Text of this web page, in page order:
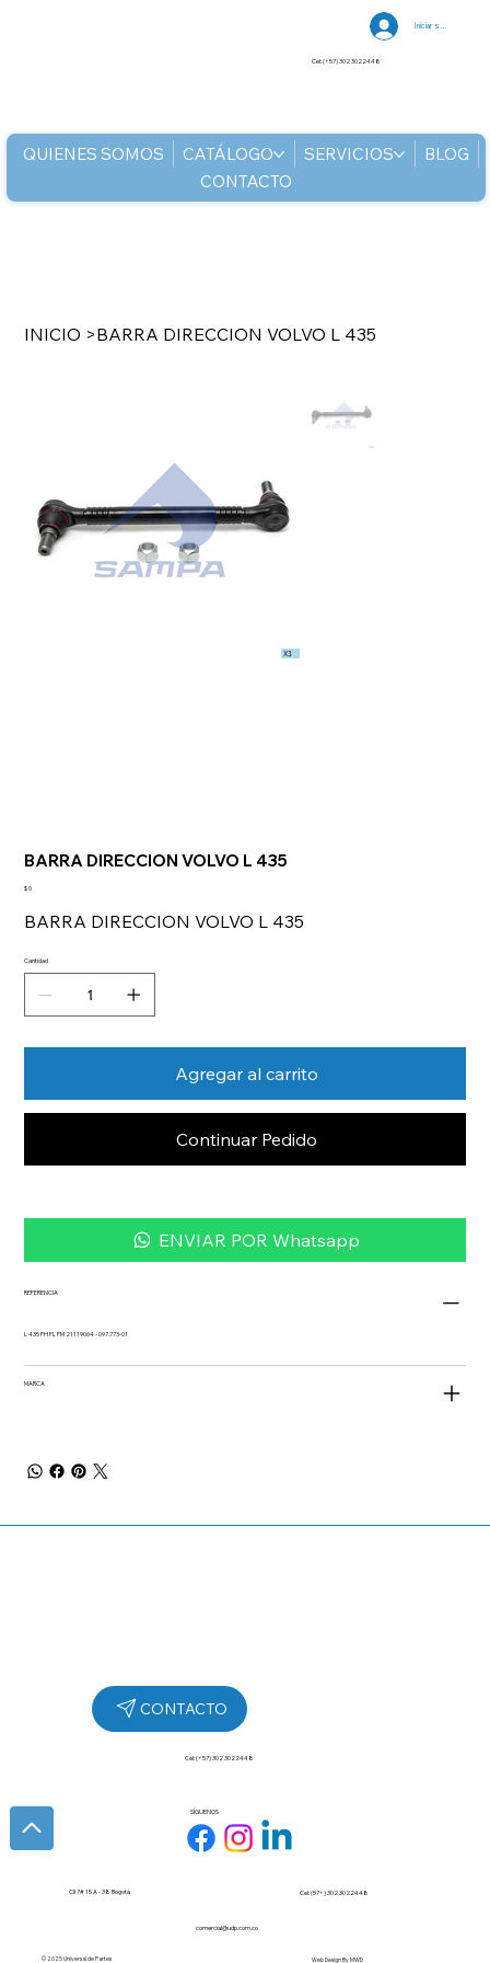
QUIENES SOMOS CATÁLOGO SERVICIOS
BLOG
CONTACTO
Iniciar sesión
Cel: (+57) 302 3022448
INICIO >BARRA DIRECCION VOLVO L 435
BARRA DIRECCION VOLVO L 435
Precio
$ 0
BARRA DIRECCION VOLVO L 435
Cantidad
Agregar al carrito
Continuar Pedido
ENVIAR POR Whatsapp
REFERENCIA
L 435 FH FL FM 21119064 - 097.773-01
MARCA
SÍGUENOS
Cel: (+57) 302 3022448
Cll 7# 15 A - 38 Bogotá Cel: (57+) 302 3022448
© 2025 Universal de Partes Web Design ByMWD
comercial@udp.com.co